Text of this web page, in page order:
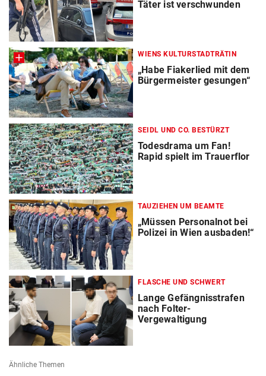
Täter ist verschwunden
WIENS KULTURSTADTRÄTIN
„Habe Fiakerlied mit dem
Bürgermeister gesungen“
SEIDL UND CO. BESTÜRZT
Todesdrama um Fan!
Rapid spielt im Trauerflor
TAUZIEHEN UM BEAMTE
„Müssen Personalnot bei
Polizei in Wien ausbaden!“
FLASCHE UND SCHWERT
Lange Gefängnisstrafen
nach Folter-
Vergewaltigung
Ähnliche Themen